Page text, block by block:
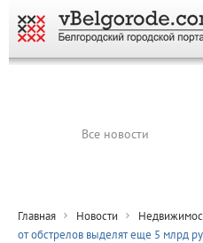
Все новости
Главная Новости
от обстрелов выделят еще 5 млрд